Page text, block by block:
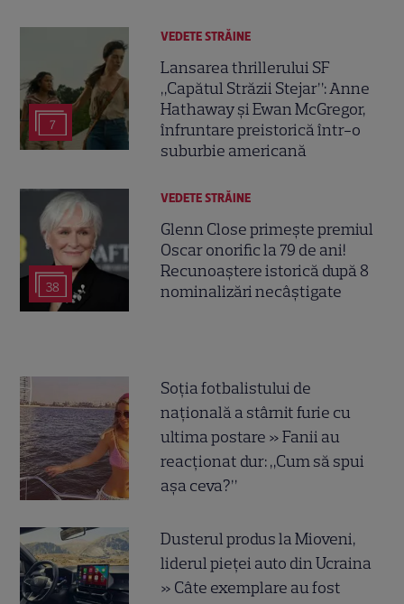
7
VEDETE STRĂINE
Lansarea thrillerului SF
„Capătul Străzii Stejar”: Anne
Hathaway și Ewan McGregor,
înfruntare preistorică într-o
suburbie americană
38
VEDETE STRĂINE
Glenn Close primește premiul
Oscar onorific la 79 de ani!
Recunoaștere istorică după 8
nominalizări necâștigate
Soția fotbalistului de
națională a stârnit furie cu
ultima postare » Fanii au
reacționat dur: „Cum să spui
așa ceva?”
Dusterul produs la Mioveni,
liderul pieței auto din Ucraina
» Câte exemplare au fost